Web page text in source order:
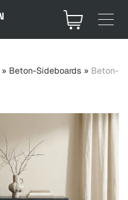
» Beton-Sideboards » Beton-